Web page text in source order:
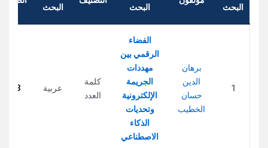
البحث
البحث
البحث
1
برهان
الدين
حسان
الخطيب
الفضاء
الرقمي بين
مهددات
الجريمة
الإلكترونية
وتحديات
الذكاء
الاصطناعي
كلمة
العدد
عربية 253